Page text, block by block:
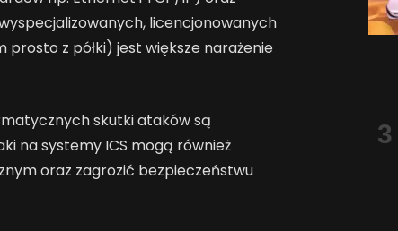
licencjonowanych
z półki) jest większe narażenie
skutki ataków są
na systemy ICS mogą również
oraz zagrozić bezpieczeństwu